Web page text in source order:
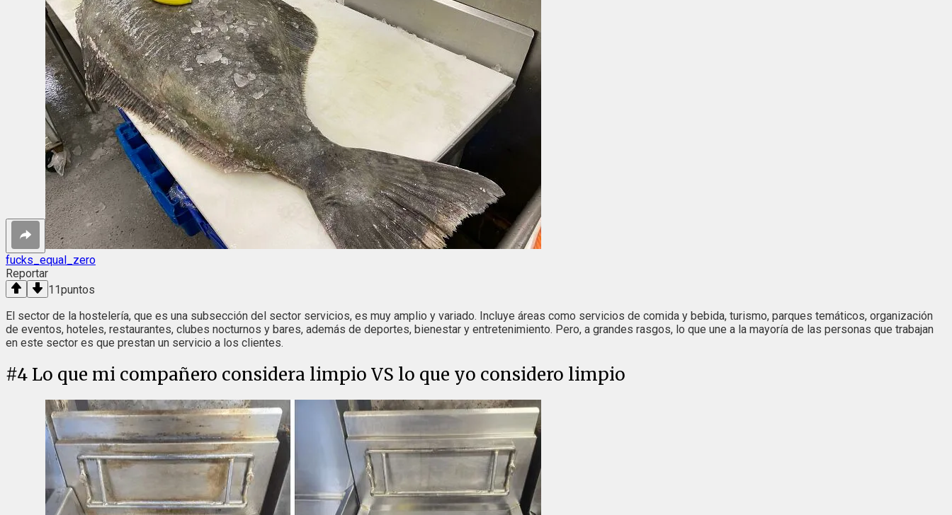
fucks_equal_zero
Reportar
11puntos
El sector de la hostelería, que es una subsección del sector servicios, es muy amplio y variado. Incluye áreas como servicios de comida y bebida, turismo, parques temáticos, organización
de eventos, hoteles, restaurantes, clubes nocturnos y bares, además de deportes, bienestar y entretenimiento. Pero, a grandes rasgos, lo que une a la mayoría de las personas que trabajan
en este sector es que prestan un servicio a los clientes.
#4 Lo que mi compañero considera limpio VS lo que yo considero limpio